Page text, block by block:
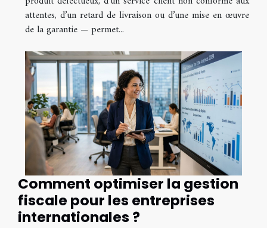
attentes, d’un retard de livraison ou d’une mise en œuvre
de la garantie — permet...
Comment optimiser la gestion
fiscale pour les entreprises
internationales ?